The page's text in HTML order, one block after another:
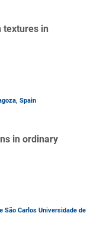
textures in
Spain
in ordinary
São Carlos Universidade de